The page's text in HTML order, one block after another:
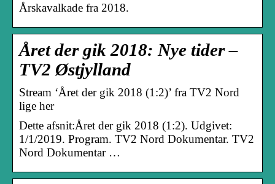
Årskavalkade fra 2018.
Året der gik 2018: Nye tider –
TV2 Østjylland
Stream ‘Året der gik 2018 (1:2)’ fra TV2 Nord
lige her
Dette afsnit:Året der gik 2018 (1:2). Udgivet:
1/1/2019. Program. TV2 Nord Dokumentar. TV2
Nord Dokumentar …